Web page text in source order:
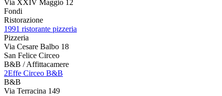
Via XXIV Maggio 12
Fondi
Ristorazione
1991 ristorante pizzeria
Pizzeria
Via Cesare Balbo 18
San Felice Circeo
B&B / Affittacamere
2Effe Circeo B&B
B&B
Via Terracina 149